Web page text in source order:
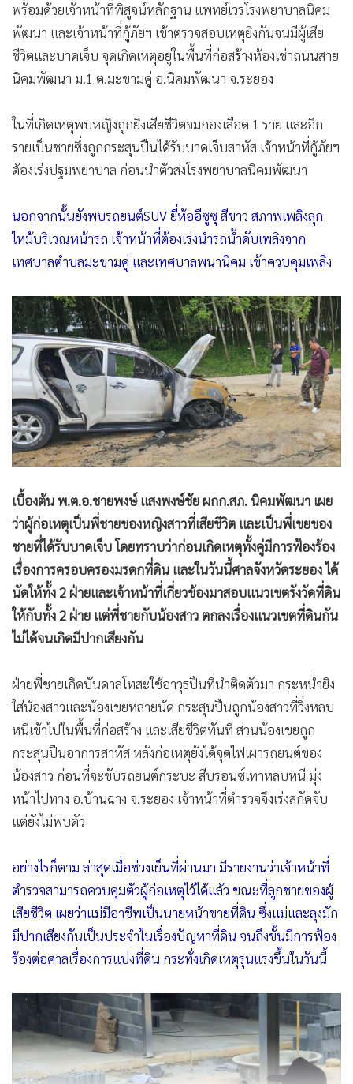
พร้อมด้วยเจ้าหน้าที่พิสูจน์หลักฐาน แพทย์เวรโรงพยาบาลนิคม
พัฒนา และเจ้าหน้าที่กู้ภัยฯ เข้าตรวจสอบเหตุยิงกันจนมีผู้เสีย
ชีวิตและบาดเจ็บ จุดเกิดเหตุอยู่ในพื้นที่ก่อสร้างห้องเช่าถนนสาย
นิคมพัฒนา ม.1 ต.มะขามคู่ อ.นิคมพัฒนา จ.ระยอง
ในที่เกิดเหตุพบหญิงถูกยิงเสียชีวิตจมกองเลือด 1 ราย และอีก
รายเป็นชายซึ่งถูกกระสุนปืนได้รับบาดเจ็บสาหัส เจ้าหน้าที่กู้ภัยฯ
ต้องเร่งปฐมพยาบาล ก่อนนำตัวส่งโรงพยาบาลนิคมพัฒนา
นอกจากนั้นยังพบรถยนต์SUV ยี่ห้ออีซูซุ สีขาว สภาพเพลิงลุก
ไหม้บริเวณหน้ารถ เจ้าหน้าที่ต้องเร่งนำรถน้ำดับเพลิงจาก
เทศบาลตำบลมะขามคู่ และเทศบาลพนานิคม เข้าควบคุมเพลิง
เบื้องต้น พ.ต.อ.ชายพงษ์ แสงพงษ์ชัย ผกก.สภ. นิคมพัฒนา เผย
ว่าผู้ก่อเหตุเป็นพี่ชายของหญิงสาวที่เสียชีวิต และเป็นพี่เขยของ
ชายที่ได้รับบาดเจ็บ โดยทราบว่าก่อนเกิดเหตุทั้งคู่มีการฟ้องร้อง
เรื่องการครอบครองมรดกที่ดิน และในวันนี้ศาลจังหวัดระยอง ได้
นัดให้ทั้ง 2 ฝ่ายและเจ้าหน้าที่เกี่ยวข้องมาสอบแนวเขตรังวัดที่ดิน
ให้กับทั้ง 2 ฝ่าย แต่พี่ชายกับน้องสาว ตกลงเรื่องแนวเขตที่ดินกัน
ไม่ได้จนเกิดมีปากเสียงกัน
ฝ่ายพี่ชายเกิดบันดาลโทสะใช้อาวุธปืนที่นำติดตัวมา กระหน่ำยิง
ใส่น้องสาวและน้องเขยหลายนัด กระสุนปืนถูกน้องสาวที่วิ่งหลบ
หนีเข้าไปในพื้นที่ก่อสร้าง และเสียชีวิตทันที ส่วนน้องเขยถูก
กระสุนปืนอาการสาหัส หลังก่อเหตุยังได้จุดไฟเผารถยนต์ของ
น้องสาว ก่อนที่จะขับรถยนต์กระบะ สีบรอนซ์เทาหลบหนี มุ่ง
หน้าไปทาง อ.บ้านฉาง จ.ระยอง เจ้าหน้าที่ตำรวจจึงเร่งสกัดจับ
แต่ยังไม่พบตัว
อย่างไรก็ตาม ล่าสุดเมื่อช่วงเย็นที่ผ่านมา มีรายงานว่าเจ้าหน้าที่
ตำรวจสามารถควบคุมตัวผู้ก่อเหตุไว้ได้แล้ว ขณะที่ลูกชายของผู้
เสียชีวิต เผยว่าแม่มีอาชีพเป็นนายหน้าขายที่ดิน ซึ่งแม่และลุงมัก
มีปากเสียงกันเป็นประจำในเรื่องปัญหาที่ดิน จนถึงขั้นมีการฟ้อง
ร้องต่อศาลเรื่องการแบ่งที่ดิน กระทั่งเกิดเหตุรุนแรงขึ้นในวันนี้